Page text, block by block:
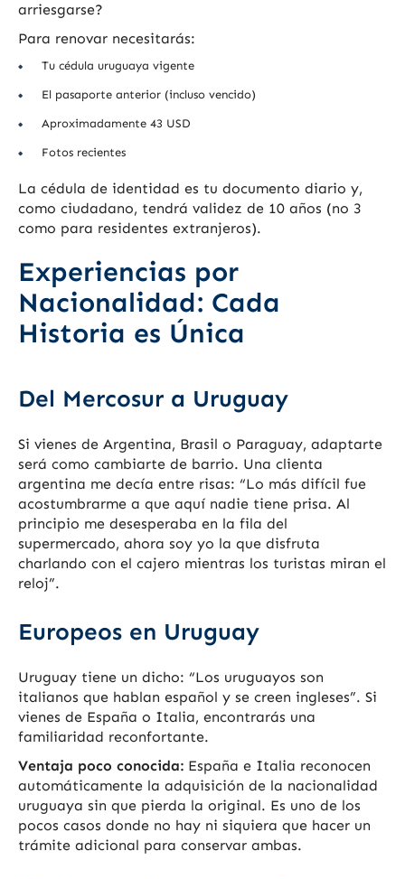
arriesgarse?
Para renovar necesitarás:
Tu cédula uruguaya vigente
El pasaporte anterior (incluso vencido)
Aproximadamente 43 USD
Fotos recientes
La cédula de identidad es tu documento diario y,
como ciudadano, tendrá validez de 10 años (no 3
como para residentes extranjeros).
Experiencias por
Nacionalidad: Cada
Historia es Única
Del Mercosur a Uruguay
Si vienes de Argentina, Brasil o Paraguay, adaptarte
será como cambiarte de barrio. Una clienta
argentina me decía entre risas: “Lo más difícil fue
acostumbrarme a que aquí nadie tiene prisa. Al
principio me desesperaba en la fila del
supermercado, ahora soy yo la que disfruta
charlando con el cajero mientras los turistas miran el
reloj”.
Europeos en Uruguay
Uruguay tiene un dicho: “Los uruguayos son
italianos que hablan español y se creen ingleses”. Si
vienes de España o Italia, encontrarás una
familiaridad reconfortante.
Ventaja poco conocida: España e Italia reconocen
automáticamente la adquisición de la nacionalidad
uruguaya sin que pierda la original. Es uno de los
pocos casos donde no hay ni siquiera que hacer un
trámite adicional para conservar ambas.